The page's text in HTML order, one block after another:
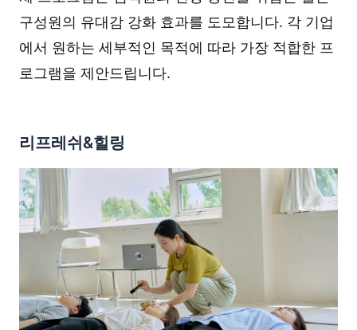
구성원의 유대감 강화 효과를 도모합니다. 각 기업
에서 원하는 세부적인 목적에 따라 가장 적합한 프
로그램을 제안드립니다.
리프레쉬&힐링